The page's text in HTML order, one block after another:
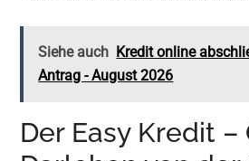
Siehe auch Kredit online
Antrag - August 2026
Der Easy Kredit –